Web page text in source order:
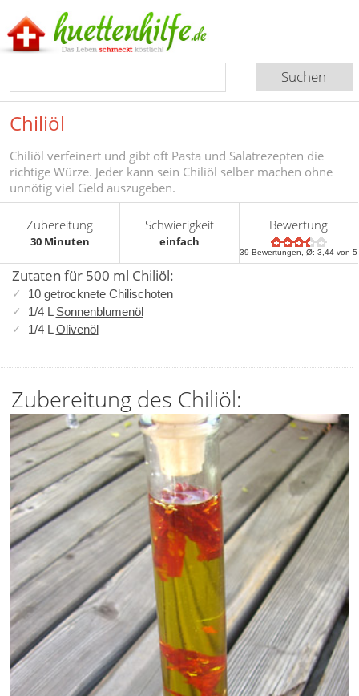
Chiliöl
Chiliöl verfeinert und gibt oft Pasta und Salatrezepten die
richtige Würze. Jeder kann sein Chiliöl selber machen ohne
unnötig viel Geld auszugeben.
Zubereitung
30 Minuten
Schwierigkeit
einfach
Bewertung
39 Bewertungen, Ø:3,44 von 5
Zutaten für 500 ml Chiliöl:
10 getrocknete Chilischoten
1/4 L Sonnenblumenöl
1/4 L Olivenöl
Zubereitung des Chiliöl: